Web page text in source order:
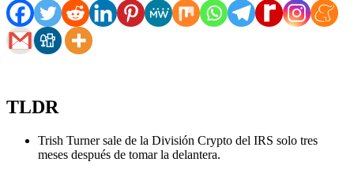
TLDR
Trish Turner sale de la División Crypto del IRS solo tres
meses después de tomar la delantera.